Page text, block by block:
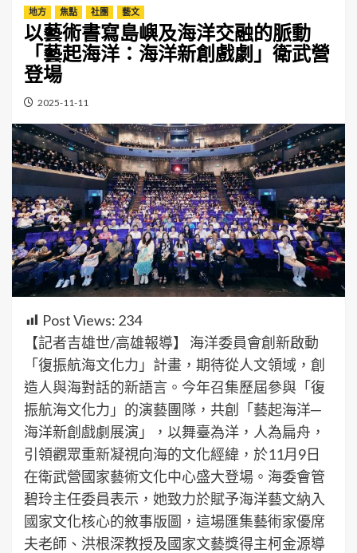
地方 焦點 社團 藝文
以藝術書寫島嶼及海洋交融的脈動
「藝起海洋：海洋新創戲劇」衛武營
登場
2025-11-11
Post Views: 234
【記者吉雄世/高雄報導】 海洋委員會創新啟動
「復振航海文化力」計畫，期待從人文領域，創
造人與海對話的新語言。今年召集歷屆參與「復
振航海文化力」的演藝團隊，共創「藝起海洋─
海洋新創戲劇展演」，以舞臺為洋，人為扁舟，
引領觀眾重新凝視向海的文化經緯，於11月9日
在衛武營國家藝術文化中心盛大登場。海委會管
碧玲主任委員表示，她致力於賦予海洋藝文納入
國家文化核心的敘事版圖，這場匯集藝術家優席
夫老師、洪根深教授及國家文藝獎得主柯金源導